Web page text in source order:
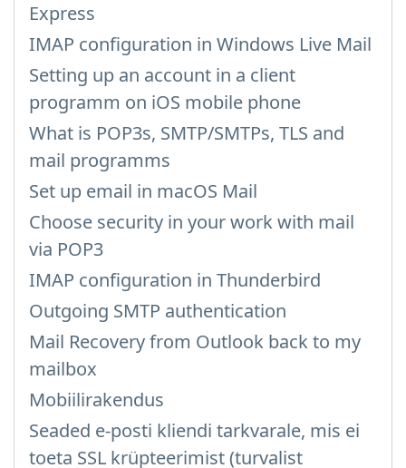
Express
IMAP configuration in Windows Live Mail
Setting up an account in a client
programm on iOS mobile phone
What is POP3s, SMTP/SMTPs, TLS and
mail programms
Set up email in macOS Mail
Choose security in your work with mail
via POP3
IMAP configuration in Thunderbird
Outgoing SMTP authentication
Mail Recovery from Outlook back to my
mailbox
Mobiilirakendus
Seaded e-posti kliendi tarkvarale, mis ei
toeta SSL krüpteerimist (turvalist